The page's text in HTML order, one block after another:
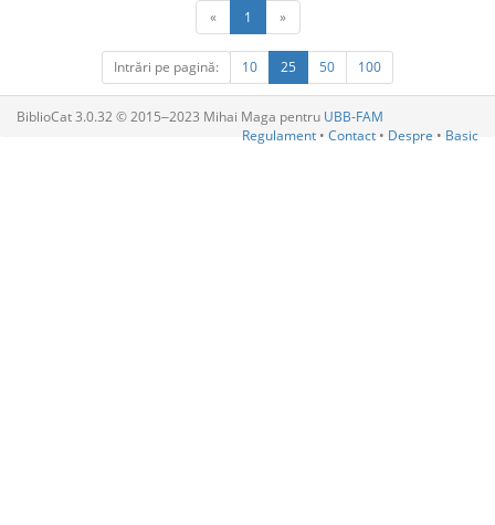
« 1 »
Intrări pe pagină: 10 25 50 100
BiblioCat 3.0.32 © 2015‒2023 Mihai Maga pentru UBB-FAM
Regulament • Contact • Despre • Basic